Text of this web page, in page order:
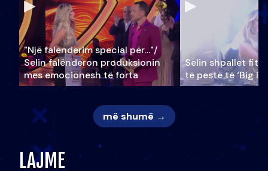
"Një falenderim special për…"/
Selin falënderon produksionin
mes emocionesh të forta
Selin shpallet
të pestë të ‘Big
më shumë →
LAJME